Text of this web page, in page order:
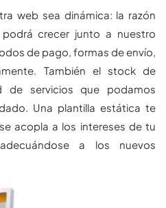
web sea dinámica: la razón
crecer junto a nuestro
de pago, formas de envío,
También el stock de
de servicios que podamos
Una plantilla estática te
acopla a los intereses de tu
a los nuevos